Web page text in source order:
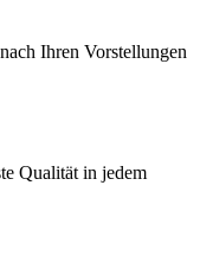
Ihren Vorstellungen
Qualität in jedem